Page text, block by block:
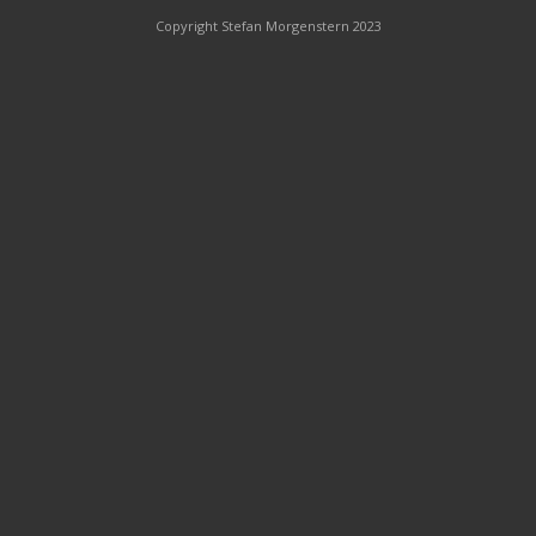
Copyright Stefan Morgenstern 2023